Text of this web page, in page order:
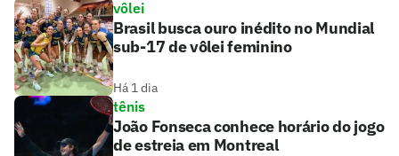
vôlei
Brasil busca ouro inédito no Mundial
sub-17 de vôlei feminino
Há 1 dia
tênis
João Fonseca conhece horário do jogo
de estreia em Montreal